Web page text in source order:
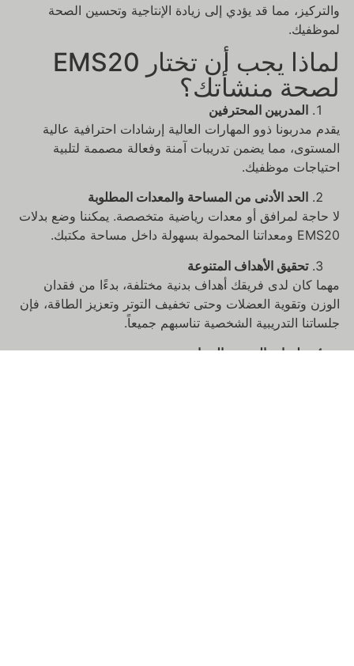
والتركيز، مما قد يؤدي إلى زيادة الإنتاجية وتحسين الصحة
لموظفيك.
لماذا يجب أن تختار EMS20
لصحة منشأتك؟
المدربين المحترفين
يقدم مدربونا ذوو المهارات العالية إرشادات احترافية عالية
المستوى، مما يضمن تدريبات آمنة وفعالة مصممة لتلبية
احتياجات موظفيك.
الحد الأدنى من المساحة والمعدات المطلوبة
لا حاجة لمرافق أو معدات رياضية متخصصة. يمكننا وضع بدلات
EMS20 ومعداتنا المحمولة بسهولة داخل مساحة مكتبك.
تحقيق الأهداف المتنوعة
مهما كان لدى فريقك أهداف بدنية مختلفة، بدءًا من فقدان
الوزن وتقوية العضلات وحتى تخفيف التوتر وتعزيز الطاقة، فإن
جلساتنا التدريبية الشخصية تناسبهم جميعاً.
جلسات التدريب الجماعي